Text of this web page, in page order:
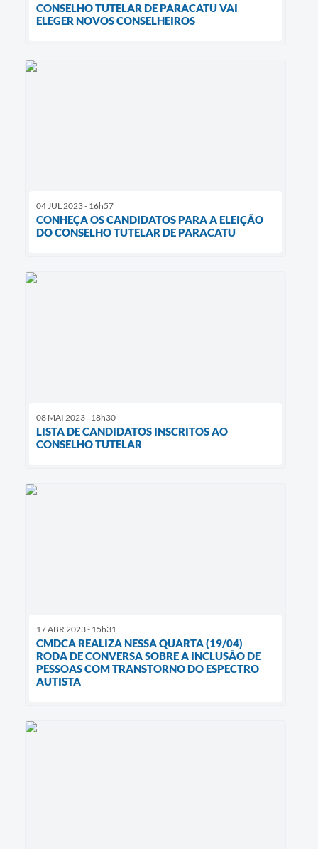
CONSELHO TUTELAR DE PARACATU VAI
ELEGER NOVOS CONSELHEIROS
04 JUL 2023 - 16h57
CONHEÇA OS CANDIDATOS PARA A ELEIÇÃO
DO CONSELHO TUTELAR DE PARACATU
08 MAI 2023 - 18h30
LISTA DE CANDIDATOS INSCRITOS AO
CONSELHO TUTELAR
17 ABR 2023 - 15h31
CMDCA REALIZA NESSA QUARTA (19/04)
RODA DE CONVERSA SOBRE A INCLUSÃO DE
PESSOAS COM TRANSTORNO DO ESPECTRO
AUTISTA